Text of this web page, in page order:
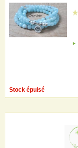
Stock épuisé